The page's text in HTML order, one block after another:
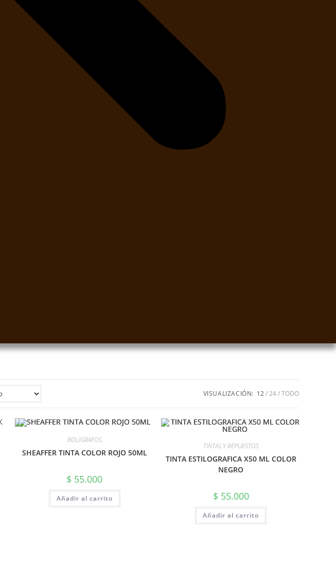
VISUALIZACIÓN: 12 24 TODO
BOLIGRAFOS
SHEAFFER TINTA COLOR ROJO 50ML
$ 55.000
Añadir al carrito
TINTAS Y REPUESTOS
TINTA ESTILOGRAFICA X50 ML COLOR
NEGRO
$ 55.000
Añadir al carrito